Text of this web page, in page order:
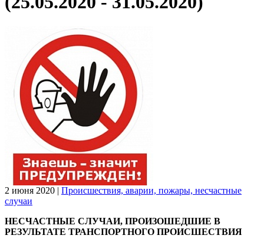
2 июня 2020 | Происшествия, аварии, пожары, несчастные
случаи
НЕСЧАСТНЫЕ СЛУЧАИ, ПРОИЗОШЕДШИЕ В
РЕЗУЛЬТАТЕ ТРАНСПОРТНОГО ПРОИСШЕСТВИЯ